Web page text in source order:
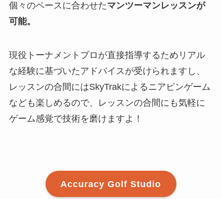
個々のペースに合わせたマンツーマンレッスンが
可能。
現役トーナメントプロが直接指導するためリアル
な経験に基づいたアドバイスが受けられますし、
レッスンの合間にはSkyTrakによるニアピンゲーム
なども楽しめるので、レッスンの合間にも気軽に
ゲーム感覚で技術を磨けますよ！
Accuracy Golf Studio